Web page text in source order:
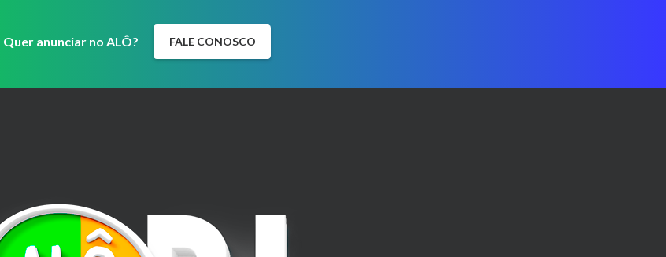
Quer anunciar no ALÔ? FALE CONOSCO